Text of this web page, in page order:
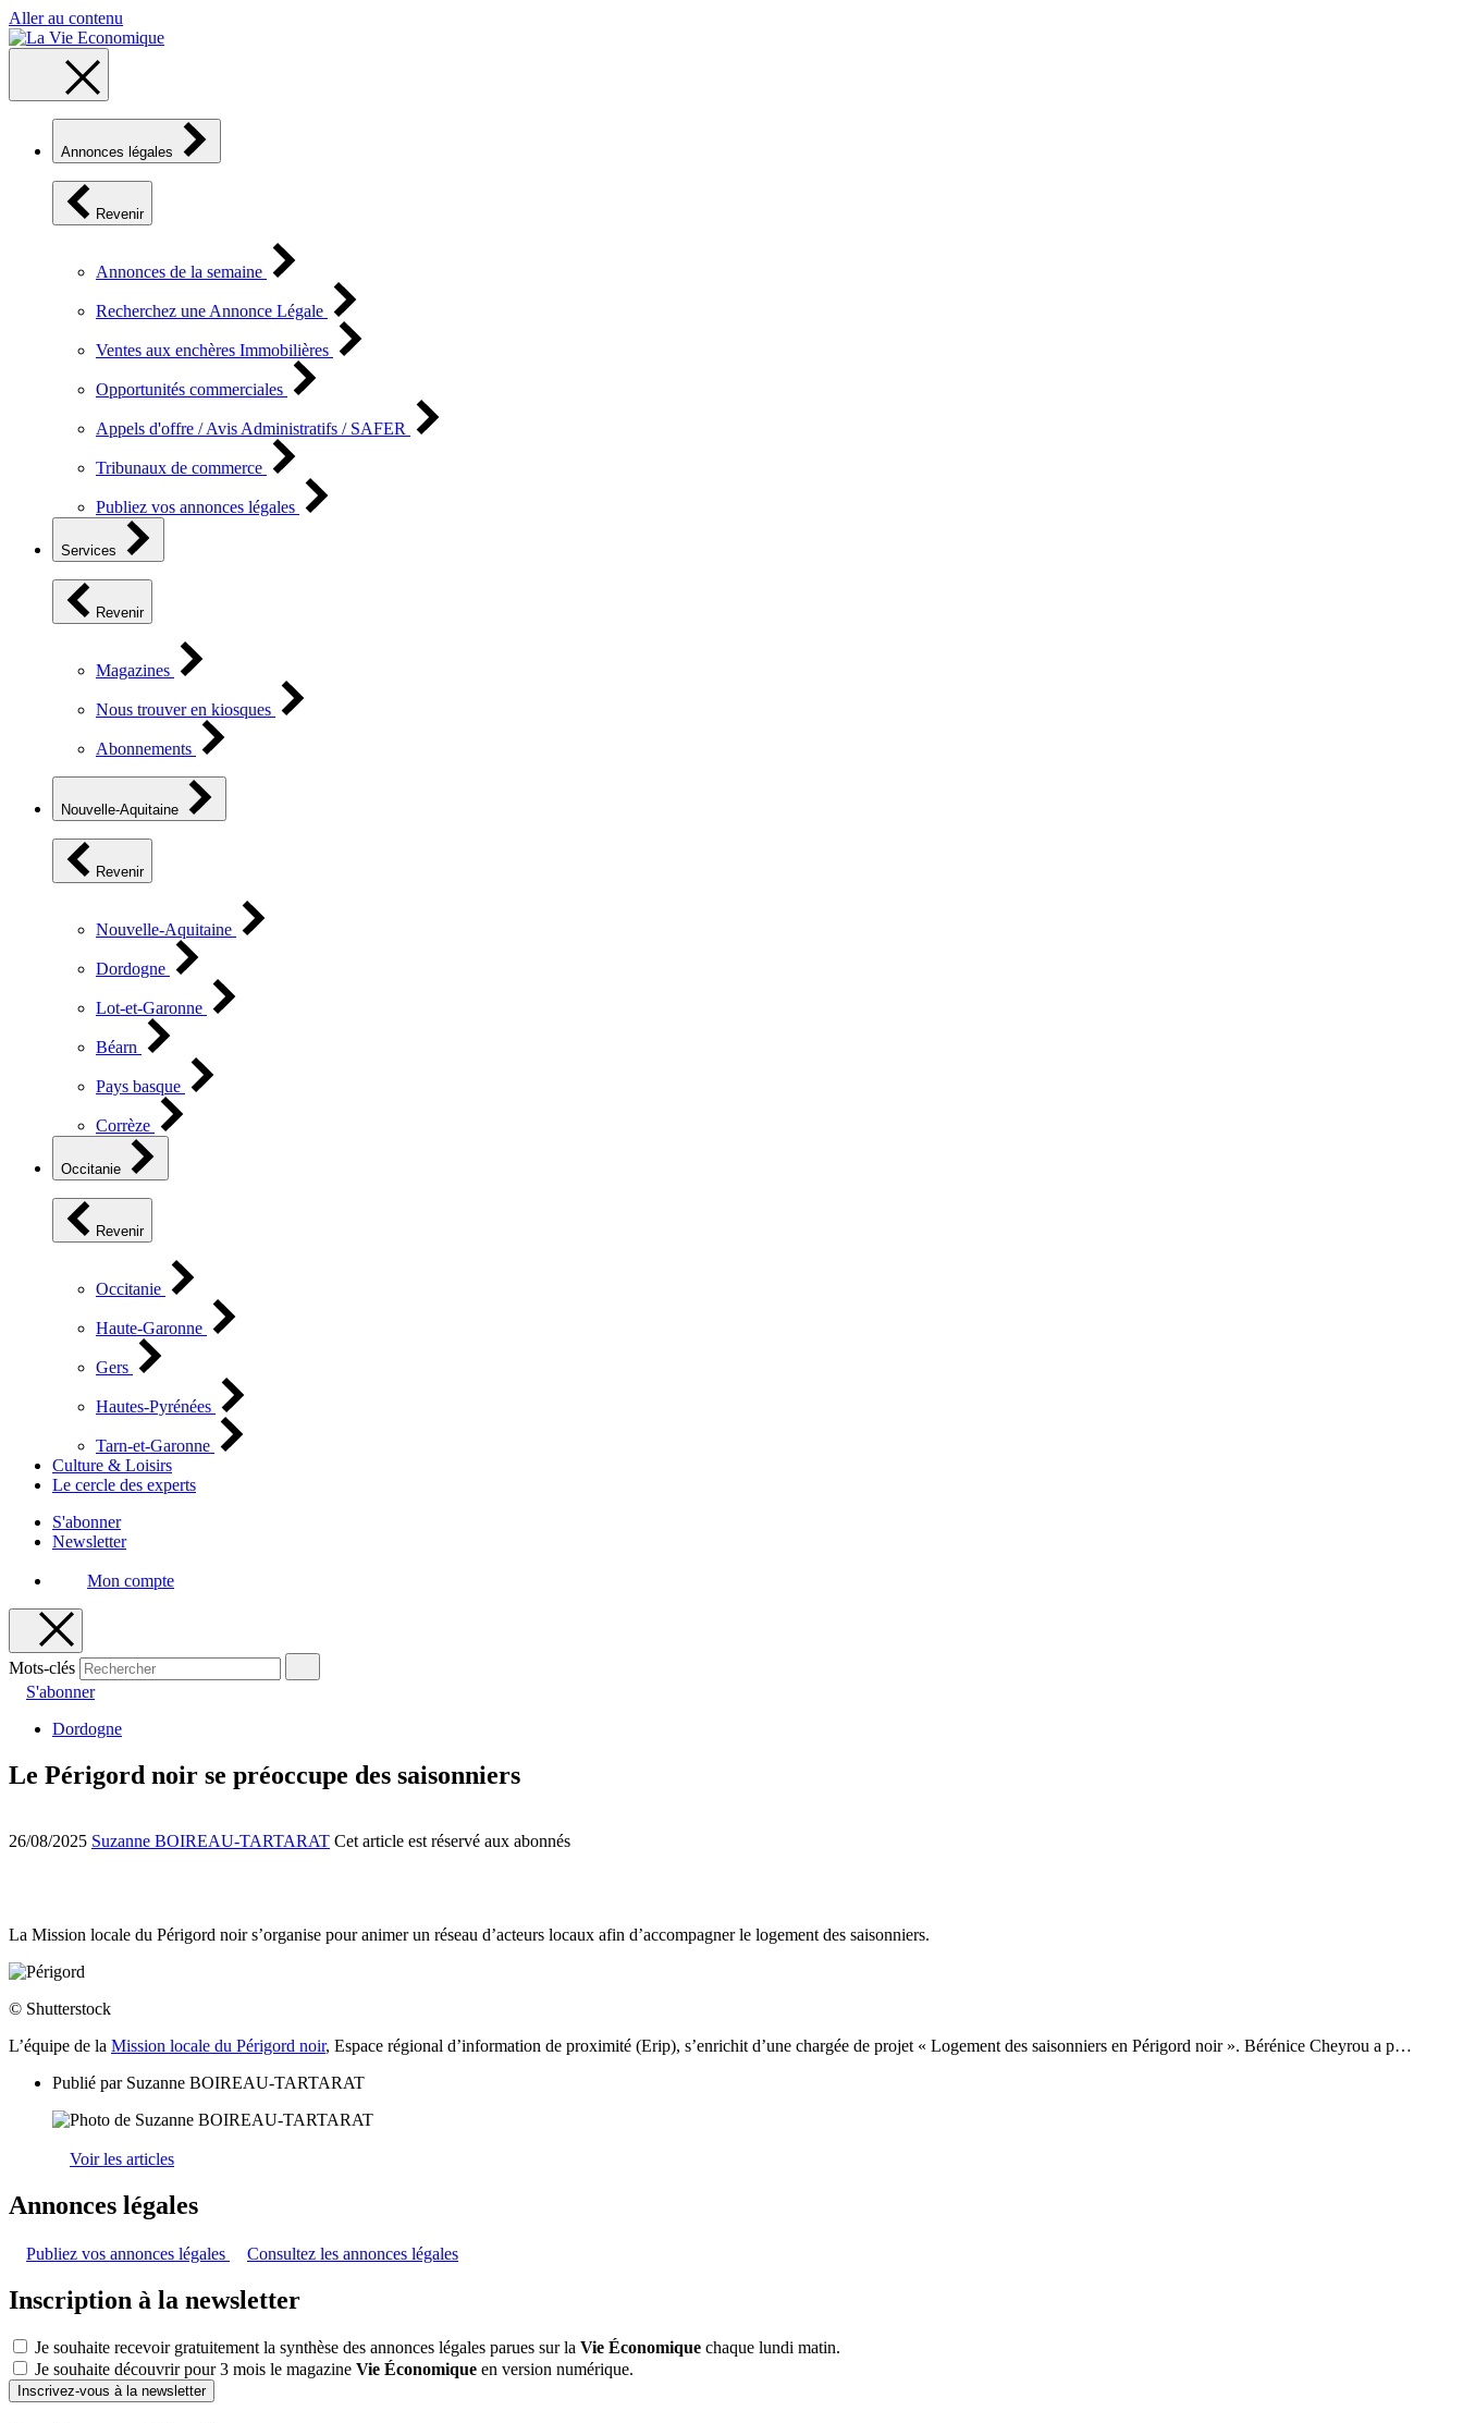
Aller au contenu
Annonces légales
Revenir
Annonces de la semaine
Recherchez une Annonce Légale
Ventes aux enchères Immobilières
Opportunités commerciales
Appels d'offre / Avis Administratifs / SAFER
Tribunaux de commerce
Publiez vos annonces légales
Services
Revenir
Magazines
Nous trouver en kiosques
Abonnements
Nouvelle-Aquitaine
Revenir
Nouvelle-Aquitaine
Dordogne
Lot-et-Garonne
Béarn
Pays basque
Corrèze
Occitanie
Revenir
Occitanie
Haute-Garonne
Gers
Hautes-Pyrénées
Tarn-et-Garonne
Culture & Loisirs
Le cercle des experts
S'abonner
Newsletter
Mon compte
Mots-clés
S'abonner
Dordogne
Le Périgord noir se préoccupe des saisonniers
26/08/2025 Suzanne BOIREAU-TARTARAT Cet article est réservé aux abonnés
La Mission locale du Périgord noir s’organise pour animer un réseau d’acteurs locaux afin d’accompagner le logement des saisonniers.
© Shutterstock
L’équipe de la Mission locale du Périgord noir, Espace régional d’information de proximité (Erip), s’enrichit d’une chargée de projet « Logement des saisonniers en Périgord noir ». Bérénice Cheyrou a p…
Publié par Suzanne BOIREAU-TARTARAT
Voir les articles
Annonces légales
Publiez vos annonces légales Consultez les annonces légales
Inscription à la newsletter
Je souhaite recevoir gratuitement la synthèse des annonces légales parues sur la Vie Économique chaque lundi matin.
Je souhaite découvrir pour 3 mois le magazine Vie Économique en version numérique.
Inscrivez-vous à la newsletter